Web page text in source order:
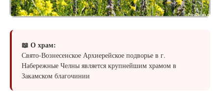
📖 О храм:
Свято-Вознесенское Архиерейское подворье в г.
Набережные Челны является крупнейшим храмом в
Закамском благочинии